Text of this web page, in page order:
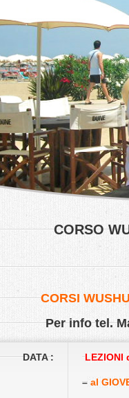
CORSO
CORSI
Per info tel.
DATA : LEZIONI
– al